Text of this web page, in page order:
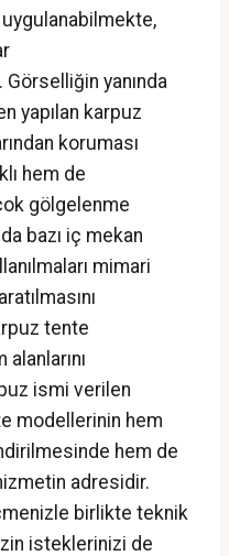
yanında
yapılan karpuz
koruması
hem de
gölgelenme
bazı iç mekan
mimari
tente
ismi verilen
modellerinin hem
hem de
adresidir.
birlikte teknik
isteklerinizi de